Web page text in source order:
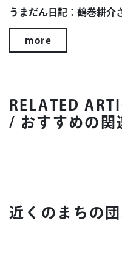
うまだん日記：鶴巻耕介
more
RELATED
/ おすすめの関
近くのまちの